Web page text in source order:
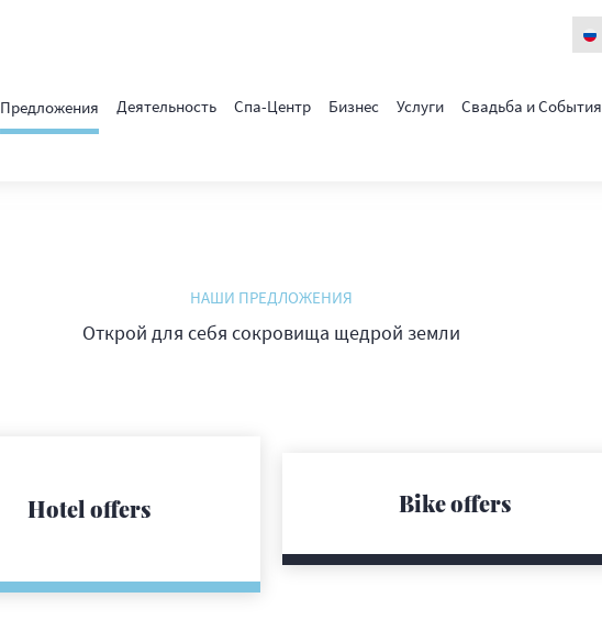
Предложения Деятельность Спа-Центр Бизнес Услуги Свадьба и События
НАШИ ПРЕДЛОЖЕНИЯ
Открой для себя сокровища щедрой земли
Hotel offers Bike offers